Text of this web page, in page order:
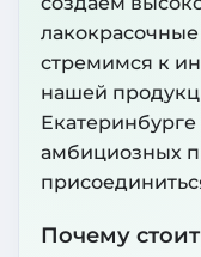
стремимся к
нашей
амбициозных
Почему